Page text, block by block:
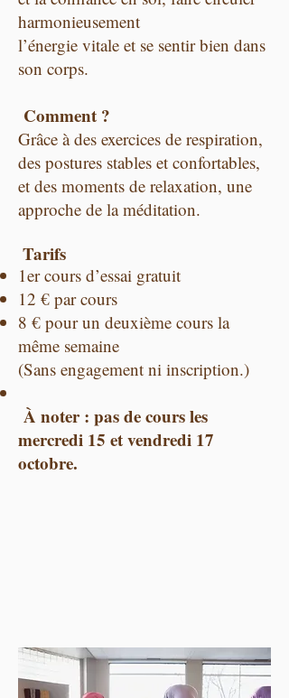
harmonieusement
l’énergie vitale et se sentir bien dans
son corps.
Comment ?
Grâce à des exercices de respiration,
des postures stables et confortables,
et des moments de relaxation, une
approche de la méditation.
Tarifs
1er cours d’essai gratuit
12 € par cours
8 € pour un deuxième cours la
même semaine
(Sans engagement ni inscription.)
À noter : pas de cours les
mercredi 15 et vendredi 17
octobre.